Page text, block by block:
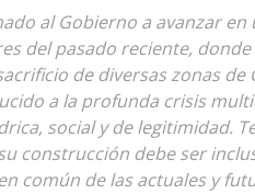
al Gobierno a avanzar
del pasado reciente,
de diversas zonas
a la profunda crisis
social y de legitimidad.
construcción debe ser
común de las actuales y